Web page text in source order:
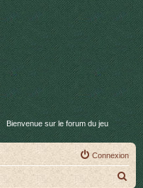
Bienvenue sur le forum du jeu
Connexion